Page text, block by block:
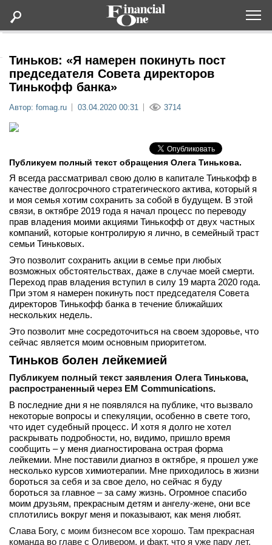
Статьи
Мероприятия
Новости
Интервью
вконтакте
телеграм
Вход
Тиньков: «Я намерен покинуть пост
председателя Совета директоров
Тинькофф банка»
Автор: fomag.ru 03.04.2020 00:31 3714
Публикуем полный текст обращения Олега Тинькова.
Я всегда рассматривал свою долю в капитале Тинькофф в
качестве долгосрочного стратегического актива, который я
и моя семья хотим сохранить за собой в будущем. В этой
связи, в октябре 2019 года я начал процесс по переводу
прав владения моими акциями Тинькофф от двух частных
компаний, которые контролирую я лично, в семейный траст
семьи Тиньковых.
Это позволит сохранить акции в семье при любых
возможных обстоятельствах, даже в случае моей смерти.
Переход прав владения вступил в силу 19 марта 2020 года.
При этом я намерен покинуть пост председателя Совета
директоров Тинькофф банка в течение ближайших
нескольких недель.
Это позволит мне сосредоточиться на своем здоровье, что
сейчас является моим основным приоритетом.
Тиньков болен лейкемией
Публикуем полный текст заявления Олега Тинькова,
распространенный через EM Communications.
В последние дни я не появлялся на публике, что вызвало
некоторые вопросы и спекуляции, особенно в свете того,
что идет судебный процесс. И хотя я долго не хотел
раскрывать подробности, но, видимо, пришло время
сообщить – у меня диагностирована острая форма
лейкемии. Мне поставили диагноз в октябре, я прошел уже
несколько курсов химиотерапии. Мне приходилось в жизни
бороться за себя и за свое дело, но сейчас я буду
бороться за главное – за саму жизнь. Огромное спасибо
моим друзьям, прекрасным детям и ангелу-жене, они все
сплотились вокруг меня и показывают, как меня любят.
Слава Богу, с моим бизнесом все хорошо. Там прекрасная
команда во главе с Оливером, и факт, что я уже пару лет,